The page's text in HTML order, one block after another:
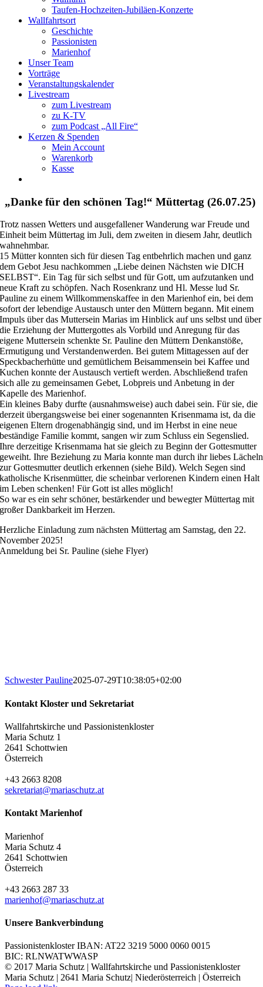
Taufen-Hochzeiten-Jubiläen-Konzerte
Wallfahrtsort
Geschichte
Passionisten
Marienhof
Unser Team
Vorträge
Veranstaltungskalender
Livestream
zum Livestream
zu K-TV
zum Podcast „All Fire“
Kerzen & Spenden
Mein Account
Warenkorb
Kasse
„Danke für den schönen Tag!“ Müttertag (26.07.25)
Trotz nassen Wetters und ausgefallener Wanderung war Freude und
Einheit beim Müttertag im Juli, dem zweiten in diesem Jahr, deutlich
wahnehmbar.
15 Mütter konnten sich für diesen Tag entbehrlich machen und ganz
dem Gebot Jesu nachkommen „Liebe deinen Nächsten wie DICH
SELBST“. Ein Tag für sich selbst und für Gott, um aufzutanken und
neue Kraft zu schöpfen. Nach Rosenkranz und Hl. Messe lud Sr.
Pauline zu einem Willkommenskaffee in den Marienhof ein, bei dem
sofort der lebendige Austausch unter den Müttern begann. Mit einem
Impuls über das Muttersein Marias im Hinblick auf uns selbst und über
die Erziehung der Muttergottes als Vorbild und Anregung für das
eigene Muttersein schenkte Sr. Pauline den Müttern Denkanstöße,
Ermutigung und Verstandenwerden. Bei gutem Mittagessen auf der
Speckbacherhütte und gemütlichem Beisammensein bei Kaffee und
Kuchen konnte der Austausch vertieft werden. Abschließend trafen
sich alle zu gemeinsamen Gebet, Lobpreis und Anbetung in der
Kapelle des Marienhof.
Ein kleines Baby durfte (ausnahmsweise) auch dabei sein. Für sie, die
derzeit übergangsweise bei einer sogenannten Krisenmama ist, da die
eigenen Eltern drogenabhängig sind, und im Herbst in eine neue
beständige Familie kommt, sangen wir zum Schluss ein Segenslied.
Ihre derzeitige Krisenmama hat sie gleich zu Beginn der Gottesmutter
geweiht. Ihre Beziehung zu Maria konnte man durch ihr liebes Lächeln
zur Gottesmutter deutlich erkennen (siehe Bild). Welch Segen sind
katholische Krisenmütter, die scheinbar verlorenen Kindern einen Halt
im Leben schenken! Für Gott ist alles möglich!
So war es ein sehr schöner, bestärkender und bewegter Müttertag mit
großer Dankbarkeit im Herzen.
Herzliche Einladung zum nächsten Müttertag am Samstag, den 22.
November 2025!
Anmeldung bei Sr. Pauline (siehe Flyer)
Schwester Pauline2025-07-29T10:38:05+02:00
Kontakt Kloster und Sekretariat
Wallfahrtskirche und Passionistenkloster
Maria Schutz 1
2641 Schottwien
Österreich
+43 2663 8208
sekretariat@mariaschutz.at
Kontakt Marienhof
Marienhof
Maria Schutz 4
2641 Schottwien
Österreich
+43 2663 287 33
marienhof@mariaschutz.at
Unsere Bankverbindung
Passionistenkloster IBAN: AT22 3219 5000 0060 0015
BIC: RLNWATWWASP
© 2017 Maria Schutz | Wallfahrtskirche und Passionistenkloster
Maria Schutz | 2641 Maria Schutz| Niederösterreich | Österreich